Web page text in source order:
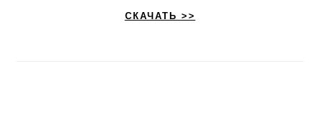
СКАЧАТЬ >>